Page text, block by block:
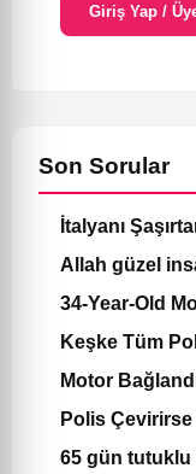
Giriş Yap /
Son Sorular
İtalyanı
Allah güzel
34-Year-Old
Keşke Tüm
Motor
Polis
65 gün tutuklu